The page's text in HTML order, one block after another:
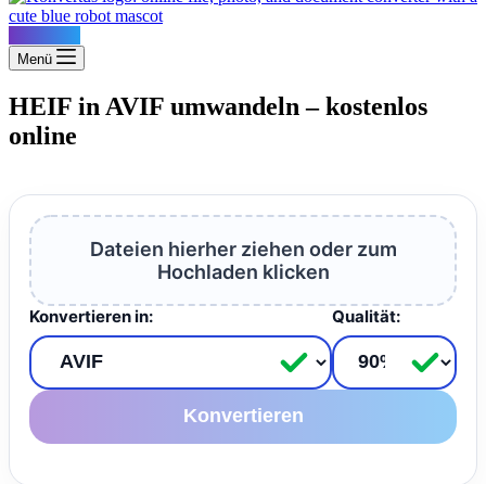
Menü
HEIF in AVIF umwandeln – kostenlos
online
Dateien hierher ziehen oder zum
Hochladen klicken
Konvertieren in: Qualität:
Konvertieren